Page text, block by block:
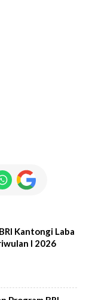
Kantongi Laba
I 2026